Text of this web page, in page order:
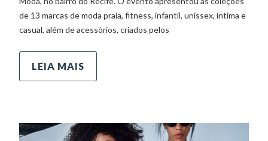
de 13 marcas de moda praia, fitness, infantil, unissex, íntima e
casual, além de acessórios, criados pelos
LEIA MAIS